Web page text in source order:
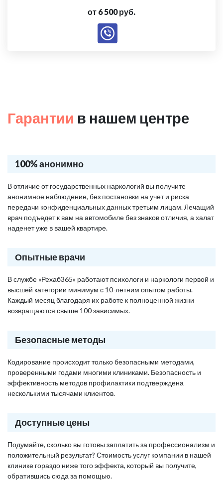
от 6 500 руб.
Гарантии в нашем центре
100% анонимно
В отличие от государственных наркологий вы получите
анонимное наблюдение, без постановки на учет и риска
передачи конфиденциальных данных третьим лицам. Лечащий
врач подъедет к вам на автомобиле без знаков отличия, а халат
наденет уже в вашей квартире.
Опытные врачи
В службе «Рехаб365» работают психологи и наркологи первой и
высшей категории минимум с 10-летним опытом работы.
Каждый месяц благодаря их работе к полноценной жизни
возвращаются свыше 100 зависимых.
Безопасные методы
Кодирование происходит только безопасными методами,
проверенными годами многими клиниками. Безопасность и
эффективность методов профилактики подтверждена
несколькими тысячами клиентов.
Доступные цены
Подумайте, сколько вы готовы заплатить за профессионализм и
положительный результат? Стоимость услуг компании в нашей
клинике гораздо ниже того эффекта, который вы получите,
обратившись сюда за помощью.